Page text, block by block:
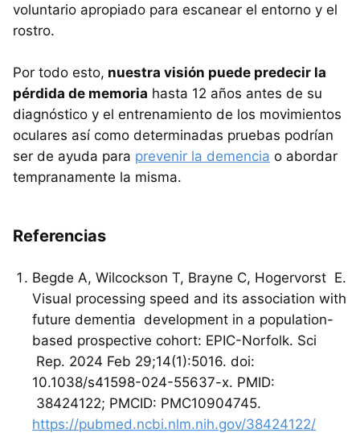
voluntario apropiado para escanear el entorno y el
rostro.
Por todo esto, nuestra visión puede predecir la
pérdida de memoria hasta 12 años antes de su
diagnóstico y el entrenamiento de los movimientos
oculares así como determinadas pruebas podrían
ser de ayuda para prevenir la demencia o abordar
tempranamente la misma.
Referencias
Begde A, Wilcockson T, Brayne C, Hogervorst E.
Visual processing speed and its association with
future dementia development in a population-
based prospective cohort: EPIC-Norfolk. Sci
Rep. 2024 Feb 29;14(1):5016. doi:
10.1038/s41598-024-55637-x. PMID:
38424122; PMCID: PMC10904745.
https://pubmed.ncbi.nlm.nih.gov/38424122/